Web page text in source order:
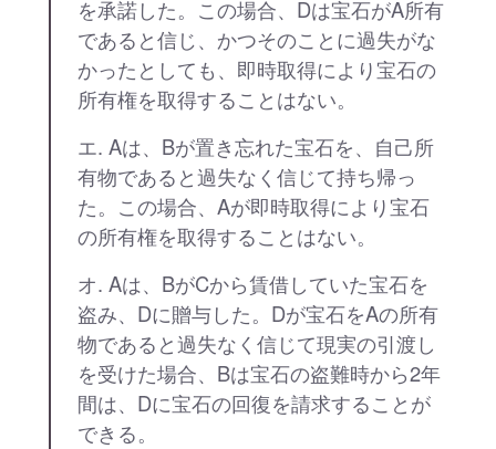
を承諾した。この場合、Dは宝石がA所有
であると信じ、かつそのことに過失がな
かったとしても、即時取得により宝石の
所有権を取得することはない。
エ. Aは、Bが置き忘れた宝石を、自己所
有物であると過失なく信じて持ち帰っ
た。この場合、Aが即時取得により宝石
の所有権を取得することはない。
オ. Aは、BがCから賃借していた宝石を
盗み、Dに贈与した。Dが宝石をAの所有
物であると過失なく信じて現実の引渡し
を受けた場合、Bは宝石の盗難時から2年
間は、Dに宝石の回復を請求することが
できる。